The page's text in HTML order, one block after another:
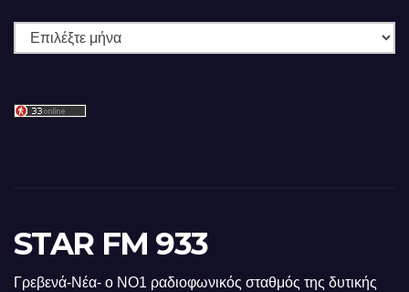
Ιστορικό
STAR FM 933
Γρεβενά-Νέα- ο ΝΟ1 ραδιοφωνικός σταθμός της δυτικής